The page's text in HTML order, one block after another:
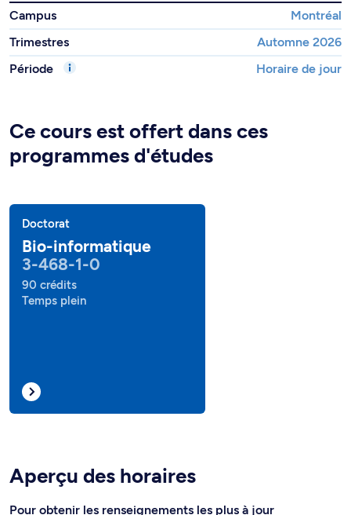
Campus
Montréal
Trimestres
Automne 2026
Période
Horaire de jour
Ce cours est offert dans ces
programmes d'études
Doctorat
Bio-informatique
3-468-1-0
90 crédits
Temps plein
Aperçu des horaires
Pour obtenir les renseignements les plus à jour